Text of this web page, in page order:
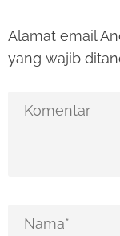
Alamat email
yang wajib